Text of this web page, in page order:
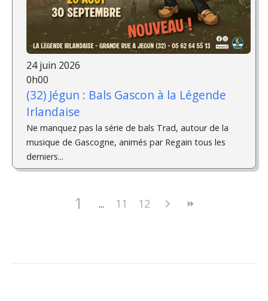
24 juin 2026
0h00
(32) Jégun : Bals Gascon à la Légende
Irlandaise
Ne manquez pas la série de bals Trad, autour de la
musique de Gascogne, animés par Regain tous les
derniers...
1 11 12